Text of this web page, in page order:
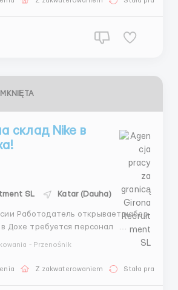
склад Nike в
SL Katar (Dauha)
набор️
Дохе требуется персонал
и сортировка готовой
в картонные коробки • Работа с
- Przenośnik
Z zakwaterowaniem Stała praca